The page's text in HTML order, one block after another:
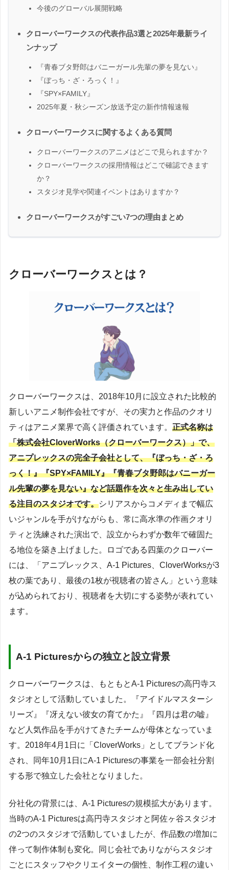
今後のグローバル展開戦略
クローバーワークスの代表作品3選と2025年最新ライ
ンナップ
『青春ブタ野郎はバニーガール先輩の夢を見ない』
『ぼっち・ざ・ろっく！』
『SPY×FAMILY』
2025年夏・秋シーズン放送予定の新作情報速報
クローバーワークスに関するよくある質問
クローバーワークスのアニメはどこで見られますか？
クローバーワークスの採用情報はどこで確認できます
か？
スタジオ見学や関連イベントはありますか？
クローバーワークスがすごい7つの理由まとめ
クローバーワークスとは？
クローバーワークスは、2018年10月に設立された比較的
新しいアニメ制作会社ですが、その実力と作品のクオリ
ティはアニメ業界で高く評価されています。 正式名称は
「株式会社CloverWorks（クローバーワークス）」で、
アニプレックスの完全子会社として、『ぼっち・ざ・ろ
っく！』『SPY×FAMILY』『青春ブタ野郎はバニーガー
ル先輩の夢を見ない』など話題作を次々と生み出してい
る注目のスタジオです。シリアスからコメディまで幅広
いジャンルを手がけながらも、常に高水準の作画クオリ
ティと洗練された演出で、設立からわずか数年で確固た
る地位を築き上げました。ロゴである四葉のクローバー
には、「アニプレックス、A-1 Pictures、CloverWorksが3
枚の葉であり、最後の1枚が視聴者の皆さん」という意味
が込められており、視聴者を大切にする姿勢が表れてい
ます。
A-1 Picturesからの独立と設立背景
クローバーワークスは、もともとA-1 Picturesの高円寺ス
タジオとして活動していました。『アイドルマスターシ
リーズ』『冴えない彼女の育てかた』『四月は君の嘘』
など人気作品を手がけてきたチームが母体となっていま
す。2018年4月1日に「CloverWorks」としてブランド化
され、同年10月1日にA-1 Picturesの事業を一部会社分割
する形で独立した会社となりました。
分社化の背景には、A-1 Picturesの規模拡大があります。
当時のA-1 Picturesは高円寺スタジオと阿佐ヶ谷スタジオ
の2つのスタジオで活動していましたが、作品数の増加に
伴って制作体制も変化。同じ会社でありながらスタジオ
ごとにスタッフやクリエイターの個性、制作工程の違い